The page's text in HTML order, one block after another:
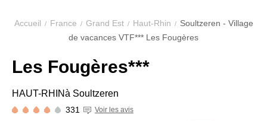
Accueil France Grand Est Haut-Rhin
Soultzeren - Village
de vacances VTF*** Les Fougères
VILLAGE
VACANCES
Les Fougères***
HAUT-RHINà Soultzeren
331 Voir les avis
complète
du 1er
Adultes
11
à -
- 11
ans
- 6
ans
La Clef Verte
label de
durable pour les
hébergements
type
Chambres
2/3
pers.
communicantes
Abonnez-
pour
être
informé·e
de